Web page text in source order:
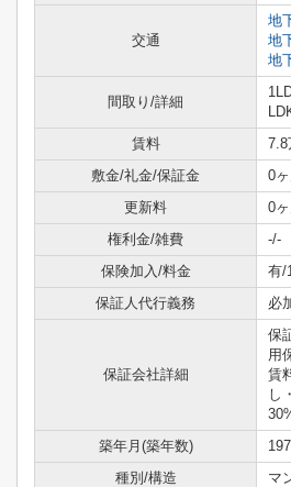
交通
地
地
地
間取り/詳細
賃料
7.8
敷金/礼金/保証金
0
更新料
0ヶ
権利金/雑費
-/-
保険加入/料金
有/
保証人代行義務
必
保証会社詳細
保
用
賃
し
築年月(築年数)
種別/構造
マ